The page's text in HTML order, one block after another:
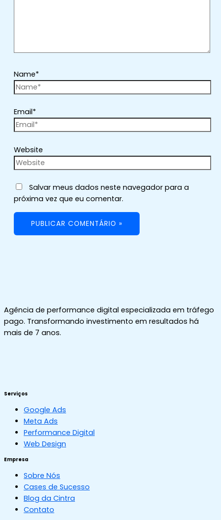
Name*
Email*
Website
Salvar meus dados neste navegador para a
próxima vez que eu comentar.
Agência de performance digital especializada em tráfego
pago. Transformando investimento em resultados há
mais de 7 anos.
Serviços
Google Ads
Meta Ads
Performance Digital
Web Design
Empresa
Sobre Nós
Cases de Sucesso
Blog da Cintra
Contato